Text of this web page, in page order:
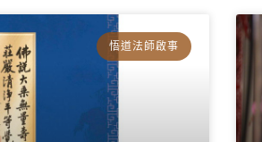
悟道法師啟事